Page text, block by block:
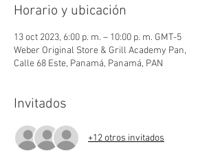
Horario y ubicación
13 oct 2023, 6:00 p. m. – 10:00 p. m. GMT-5
Weber Original Store & Grill Academy Pan,
Calle 68 Este, Panamá, Panamá, PAN
Invitados
+12 otros invitados